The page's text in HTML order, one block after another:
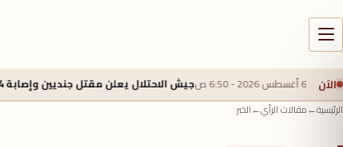
الآن جيش الاحتلال يعلن مقتل جنديين وإصابة 4 بجروح خطرة في جنوب لبنان
الرئيسية←مقالات الرأي←الخبر